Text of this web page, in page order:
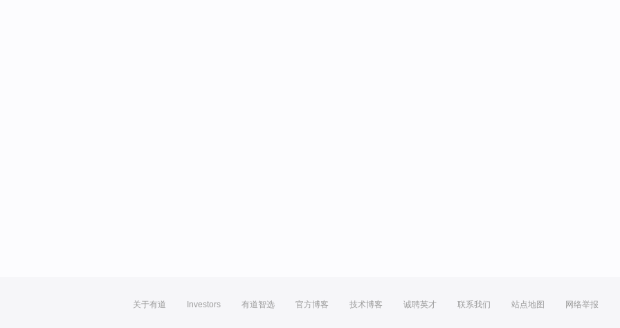
关于有道 Investors 有道智选 官方博客 技术博客 诚聘英才 联系我们 站点地图 网络举报